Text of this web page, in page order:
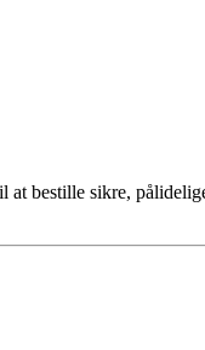
bestille sikre,